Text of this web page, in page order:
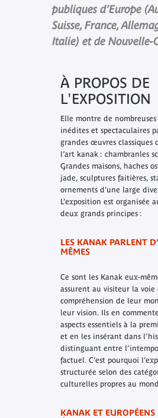
publiques d’Europe
Suisse, France,
Italie) et de Nouvelle-
À PROPOS DE
L'EXPOSITION
Elle montre de nombreuses
inédites et spectaculaires
grandes œuvres classiques
l’art kanak : chambranles
Grandes maisons, haches
jade, sculptures faitières,
ornements d’une large
L’exposition est organisée
deux grands principes :
LES KANAK PARLENT
MÊMES
Ce sont les Kanak eux-
assurent au visiteur la voie
compréhension de leur
leur vision. Ils en
aspects essentiels à la
et en les insérant dans
distinguant entre
factuel. C’est pourquoi
structurée selon des
culturelles propres au
KANAK ET EUROPÉENS